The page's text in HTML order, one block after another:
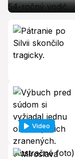
Video